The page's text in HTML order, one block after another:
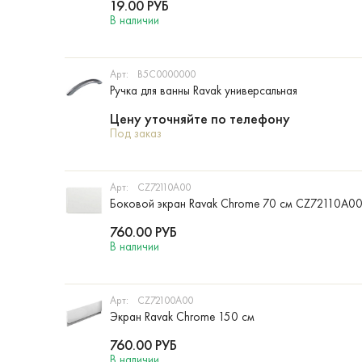
В наличии
19.00 РУБ
Ручка для ванны Ravak универсальная
Арт: B5C0000000
Под заказ
Цену уточняйте по телефону
Боковой экран Ravak Chrome 70 см CZ72110A00
Арт: CZ72110A00
В наличии
760.00 РУБ
Экран Ravak Chrome 150 см
Арт: CZ72100A00
760.00 РУБ